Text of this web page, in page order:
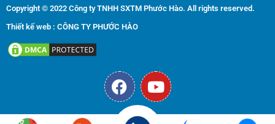
Copyright © 2022 Công ty TNHH SXTM Phước Hào. All rights reserved.
Thiết kế web : CÔNG TY PHƯỚC HÀO
F
a
c
Y
o
u